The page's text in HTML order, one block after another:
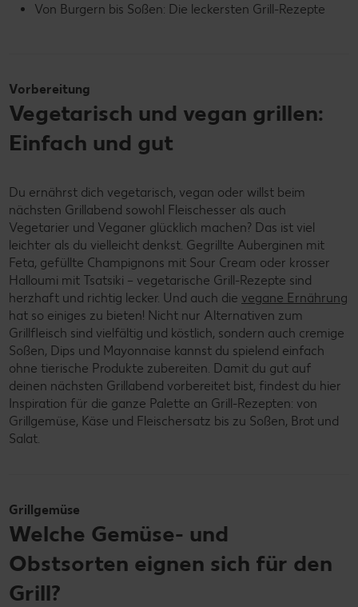
Von Burgern bis Soßen: Die leckersten Grill-Rezepte
Vorbereitung
Vegetarisch und vegan grillen:
Einfach und gut
Du ernährst dich vegetarisch, vegan oder willst beim
nächsten Grillabend sowohl Fleischesser als auch
Vegetarier und Veganer glücklich machen? Das ist viel
leichter als du vielleicht denkst. Gegrillte Auberginen mit
Feta, gefüllte Champignons mit Sour Cream oder krosser
Halloumi mit Tsatsiki – vegetarische Grill-Rezepte sind
herzhaft und richtig lecker. Und auch die vegane Ernährung
hat so einiges zu bieten! Nicht nur Alternativen zum
Grillfleisch sind vielfältig und köstlich, sondern auch cremige
Soßen, Dips und Mayonnaise kannst du spielend einfach
ohne tierische Produkte zubereiten. Damit du gut auf
deinen nächsten Grillabend vorbereitet bist, findest du hier
Inspiration für die ganze Palette an Grill-Rezepten: von
Grillgemüse, Käse und Fleischersatz bis zu Soßen, Brot und
Salat.
Grillgemüse
Welche Gemüse- und
Obstsorten eignen sich für den
Grill?